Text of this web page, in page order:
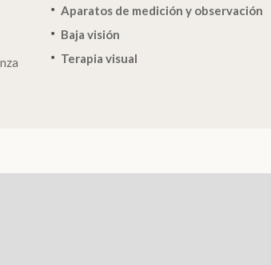
Aparatos de medición y observación
Baja visión
Terapia visual